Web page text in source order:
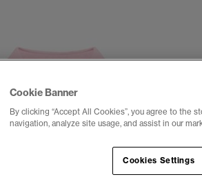
Cookie Banner
By clicking “Accept All Cookies”, you agree to the
navigation, analyze site usage, and assist in our
Cookies Settings